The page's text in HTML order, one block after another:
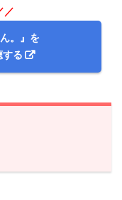
／
。』を
する
のあらすじと振り返